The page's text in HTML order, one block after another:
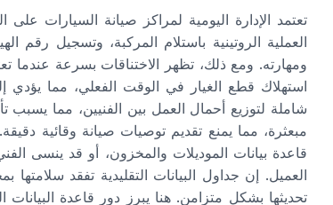
تعتمد الإدارة اليومية لمراكز صيانة السيارات
ومهارته. ومع ذلك، تظهر الاختناقات بسرعة عندما
استهلاك قطع الغيار في الوقت الفعلي، مما يؤدي
شاملة لتوزيع أحمال العمل بين الفنيين، مما يسبب
مبعثرة، مما يمنع تقديم توصيات صيانة وقائية
قاعدة بيانات الموديلات والمخزون، أو قد ينسى
العميل. إن جداول البيانات التقليدية تفقد